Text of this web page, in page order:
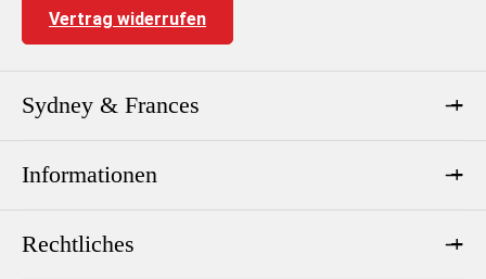
Vertrag widerrufen
Sydney & Frances
Informationen
Rechtliches